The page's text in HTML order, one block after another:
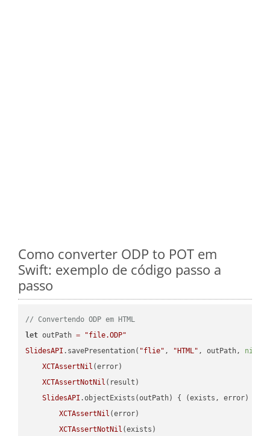
Como converter ODP to POT em
Swift: exemplo de código passo a
passo
// Convertendo ODP em HTML
let outPath =
"file.ODP"
SlidesAPI .savePresentation( "flie" , "HTML" , outPath, nil
XCTAssertNil (error)
XCTAssertNotNil (result)
SlidesAPI .objectExists(outPath) { (exists, error) ->
XCTAssertNil (error)
XCTAssertNotNil (exists)